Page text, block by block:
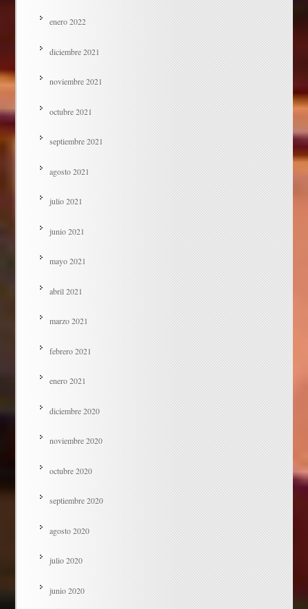
enero 2022
diciembre 2021
noviembre 2021
octubre 2021
septiembre 2021
agosto 2021
julio 2021
junio 2021
mayo 2021
abril 2021
marzo 2021
febrero 2021
enero 2021
diciembre 2020
noviembre 2020
octubre 2020
septiembre 2020
agosto 2020
julio 2020
junio 2020